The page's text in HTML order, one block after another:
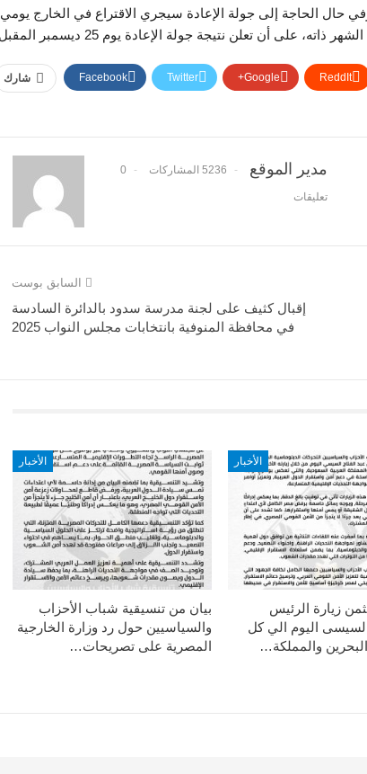
يوم 2 ديسمبر المقبل، وفي حال الحاجة إلى جولة الإعادة سيجري الاقتراع في الخارج يومي
شارك Facebook Twitter Google+ ReddIt
مدير الموقع 5236 المشاركات 0
تعليقات
السابق بوست
إقبال كثيف على لجنة مدرسة سدود بالدائرة السادسة
في محافظة المنوفية بانتخابات مجلس النواب 2025
الأخبار
بيان من تنسيقية شباب الأحزاب
والسياسيين حول رد وزارة الخارجية
المصرية على تصريحات…
الأخبار
زيارة الرئيس
السيسى اليوم الي كل
والمملكة…